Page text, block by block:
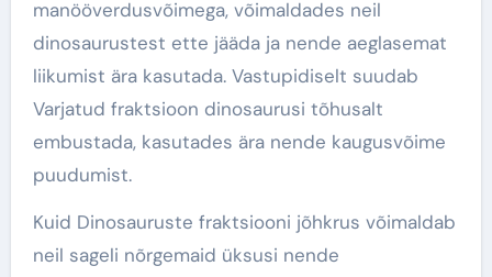
manööverdusvõimega, võimaldades neil
dinosaurustest ette jääda ja nende aeglasemat
liikumist ära kasutada. Vastupidiselt suudab
Varjatud fraktsioon dinosaurusi tõhusalt
embustada, kasutades ära nende kaugusvõime
puudumist.
Kuid Dinosauruste fraktsiooni jõhkrus võimaldab
neil sageli nõrgemaid üksusi nende